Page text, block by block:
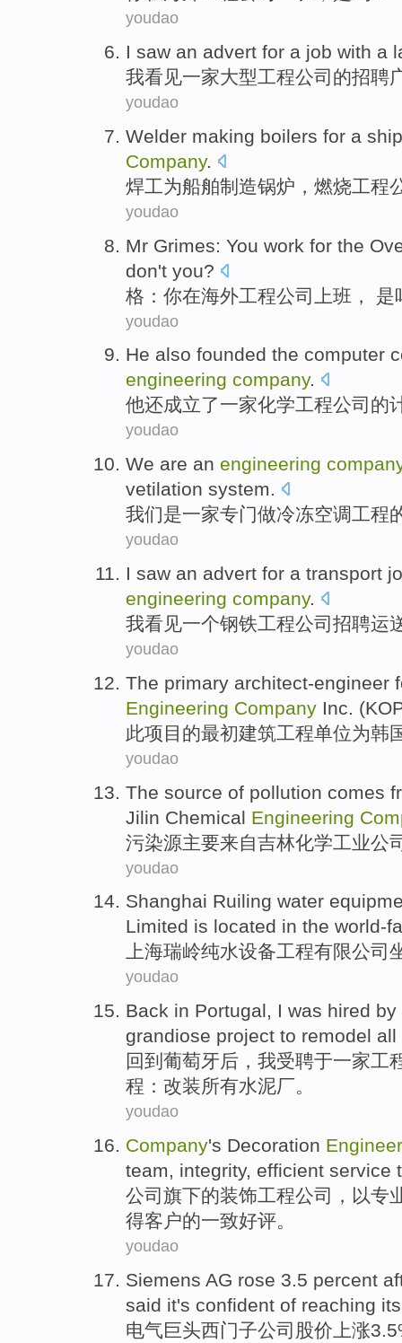
youdao
I saw an advert for a job with a
我看见一家大型工程公司的招聘
youdao
Welder making boilers for a ship
Company.
焊工为船舶制造锅炉 ， 燃烧工程
youdao
Mr Grimes: You work for the
don't you?
格 ： 你在海外工程公司 上班 ，
youdao
He also founded the computer
engineering company.
他还成立了一家化学工程公司 的
youdao
We are an engineering
vetilation system.
我们是一家专门做冷冻空调工程
youdao
I saw an advert for a transport
engineering company.
我看见一个钢铁工程公司 招聘运
youdao
The primary architect-engineer
Engineering Company Inc. (
此项目的最初建筑工程单位为韩
youdao
The source of pollution comes
Jilin Chemical Engineering
污染源主要来自吉林化学工业公
youdao
Shanghai Ruiling water
Limited is located in the world-
上海瑞岭纯水设备工程有限公司
youdao
Back in Portugal, I was hired
grandiose project to remodel all
回到 葡萄牙后 ， 我受聘于一家工
程 ： 改装所有水泥厂。
youdao
Company's Decoration
team, integrity, efficient service
公司 旗下的装饰工程公司， 以专
得客户的一致好评。
youdao
Siemens AG rose 3.5 percent
said it's confident of reaching
电气巨头西门子公司 股价 上涨